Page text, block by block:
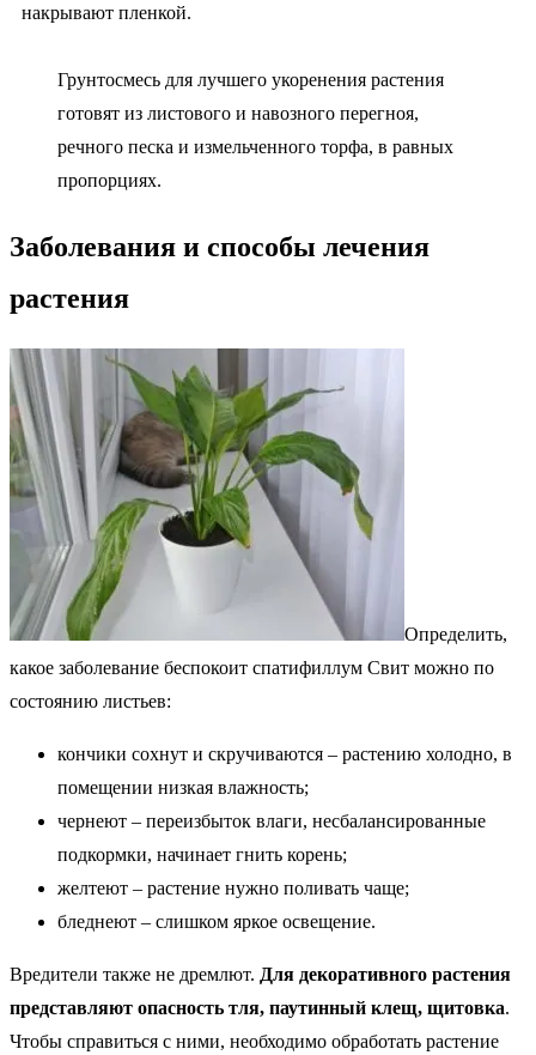
накрывают пленкой.
Грунтосмесь для лучшего укоренения растения
готовят из листового и навозного перегноя,
речного песка и измельченного торфа, в равных
пропорциях.
Заболевания и способы лечения
растения
Определить,
какое заболевание беспокоит спатифиллум Свит можно по
состоянию листьев:
кончики сохнут и скручиваются – растению холодно, в
помещении низкая влажность;
чернеют – переизбыток влаги, несбалансированные
подкормки, начинает гнить корень;
желтеют – растение нужно поливать чаще;
бледнеют – слишком яркое освещение.
Вредители также не дремлют. Для декоративного растения
представляют опасность тля, паутинный клещ, щитовка.
Чтобы справиться с ними, необходимо обработать растение